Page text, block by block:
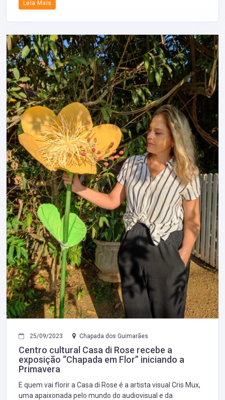
Leia Mais
25/09/2023 Chapada dos Guimarães
Centro cultural Casa di Rose recebe a
exposição “Chapada em Flor” iniciando a
Primavera
E quem vai florir a Casa di Rose é a artista visual Cris Mux,
uma apaixonada pelo mundo do audiovisual e da